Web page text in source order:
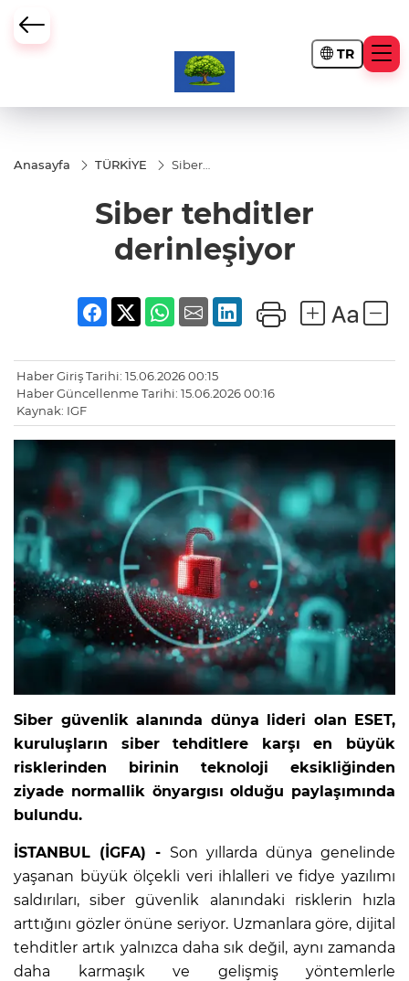
TR
Anasayfa TÜRKİYE
Siber
Siber tehditler
derinleşiyor
Haber Giriş Tarihi: 15.06.2026 00:15
Haber Güncellenme Tarihi: 15.06.2026 00:16
Kaynak: IGF
Siber güvenlik alanında dünya lideri olan ESET,
kuruluşların siber tehditlere karşı en büyük
risklerinden birinin teknoloji eksikliğinden
ziyade normallik önyargısı olduğu paylaşımında
bulundu.
İSTANBUL (İGFA) - Son yıllarda dünya genelinde
yaşanan büyük ölçekli veri ihlalleri ve fidye yazılımı
saldırıları, siber güvenlik alanındaki risklerin hızla
arttığını gözler önüne seriyor. Uzmanlara göre, dijital
tehditler artık yalnızca daha sık değil, aynı zamanda
daha karmaşık ve gelişmiş yöntemlerle